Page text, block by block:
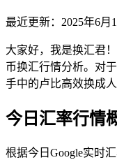
最近更新： 2025年6月
大家好，我是换汇君
币换汇行情分析。对
手中的卢比高效换成
今日汇率行情
根据今日Google实时